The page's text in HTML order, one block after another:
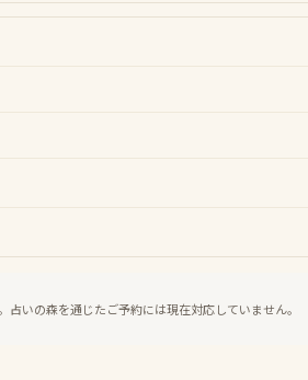
いの森を通じたご予約には現在対応していません。